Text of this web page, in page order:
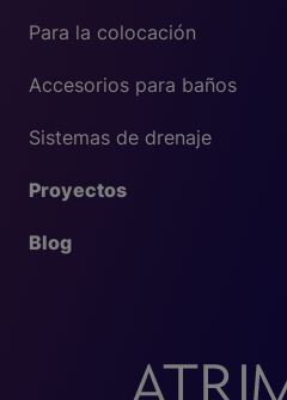
Para la colocación
Accesorios para baños
Sistemas de drenaje
Proyectos
Blog